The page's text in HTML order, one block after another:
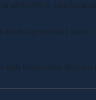
att det blir så. Hon har
ska spelarna ha i åtanke.
henne oärlig, förra året